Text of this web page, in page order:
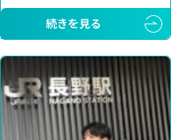
続きを見る